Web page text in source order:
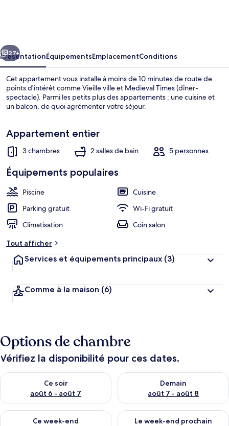
~
8
Mi
to
Disney!
Suivant
27+
PrésentationÉquipementsEmplacementConditions
Cet appartement vous installe à moins de 10 minutes de route de
points d'intérêt comme Vieille ville et Medieval Times (dîner-
spectacle). Parmi les petits plus des appartements : une cuisine et
un balcon, de quoi agrémenter votre séjour.
Appartement entier
3 chambres 2 salles de bain 5 personnes
Équipements populaires
Piscine
Cuisine
Parking gratuit
Wi-Fi gratuit
Climatisation
Coin salon
Tout afficher
Services et équipements principaux (3)
Comme à la maison (6)
Options de chambre
Vérifiez la disponibilité pour ces dates.
Ce soir
août 6 - août 7
Vérifier la disponibilité pour ce soir août 6 - août 7
Demain
août 7 - août 8
Vérifier la disponibilité pour
Ce week-end
Vérifier la disponibilité pour ce week-end août 7 - août 9
Le week-end prochain
Vérifier la disponibilité pour